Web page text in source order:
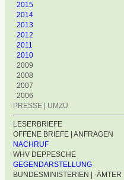
2015
2014
2013
2012
2011
2010
2009
2008
2007
2006
PRESSE | UMZU
LESERBRIEFE
OFFENE BRIEFE | ANFRAGEN
NACHRUF
WHV DEPPESCHE
GEGENDARSTELLUNG
BUNDESMINISTERIEN | -ÄMTER